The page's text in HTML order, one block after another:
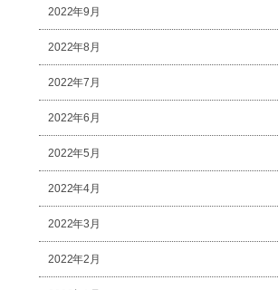
2022年9月
2022年8月
2022年7月
2022年6月
2022年5月
2022年4月
2022年3月
2022年2月